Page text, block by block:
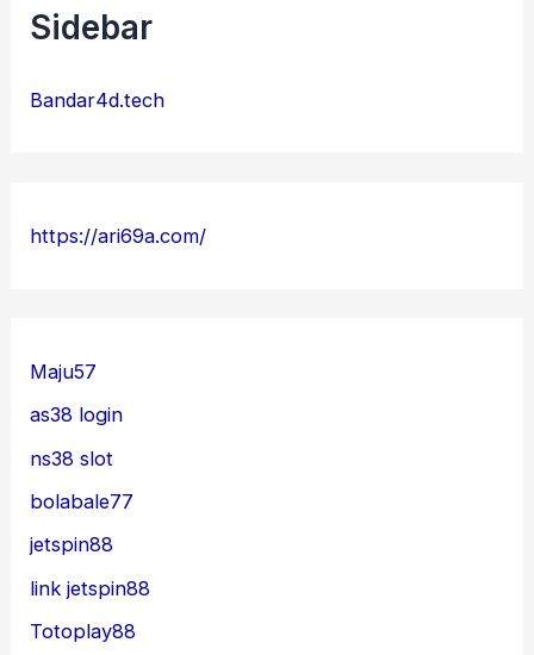
Sidebar
Bandar4d.tech
https://ari69a.com/
Maju57
as38 login
ns38 slot
bolabale77
jetspin88
link jetspin88
Totoplay88